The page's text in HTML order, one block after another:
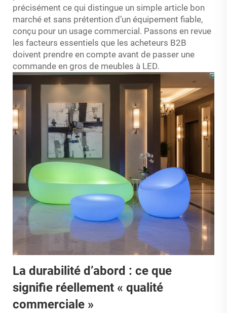
précisément ce qui distingue un simple article bon
marché et sans prétention d’un équipement fiable,
conçu pour un usage commercial. Passons en revue
les facteurs essentiels que les acheteurs B2B
doivent prendre en compte avant de passer une
commande en gros de meubles à LED.
La durabilité d’abord : ce que
signifie réellement « qualité
commerciale »